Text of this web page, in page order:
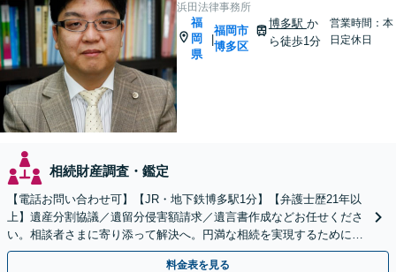
浜田法律事務所
福
岡
県
|
福岡市
博多区
博多駅 か
ら徒歩1分
営業時間：本
日定休日
相続財産調査・鑑定
【電話お問い合わせ可】【JR・地下鉄博多駅1分】【弁護士歴21年以
上】遺産分割協議／遺留分侵害額請求／遺言書作成などお任せくださ
い。相談者さまに寄り添って解決へ。円満な相続を実現するために
も、経験豊富な弁護士にお任せください
料金表を見る